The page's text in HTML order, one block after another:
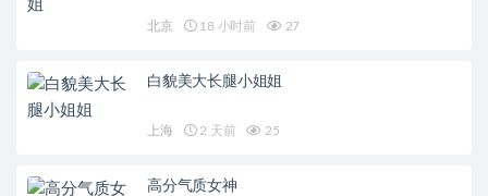
北京 18 小时前 27
白貌美大长腿小姐姐
上海 2 天前 25
高分气质女神